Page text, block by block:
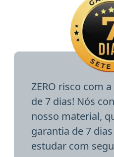
ZERO risco com
de 7 dias! Nós
nosso material,
garantia de 7
estudar com